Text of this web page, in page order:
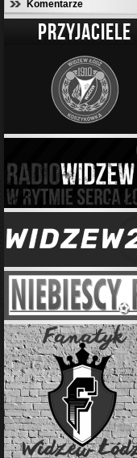
Komentarze
PRZYJACIELE